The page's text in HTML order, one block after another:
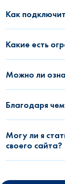
Как
Какие есть
Можно ли
Благодаря
Могу ли я
своего сайта?